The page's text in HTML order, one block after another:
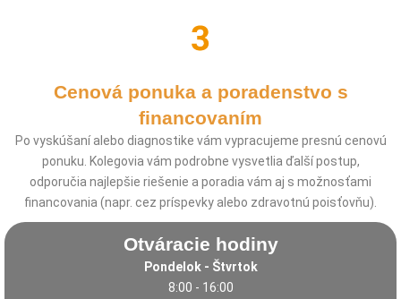
Cenová ponuka a poradenstvo s
financovaním
Po vyskúšaní alebo diagnostike vám vypracujeme presnú cenovú
ponuku. Kolegovia vám podrobne vysvetlia ďalší postup,
odporučia najlepšie riešenie a poradia vám aj s možnosťami
financovania (napr. cez príspevky alebo zdravotnú poisťovňu).
Otváracie hodiny
Pondelok - Štvrtok
8:00 - 16:00